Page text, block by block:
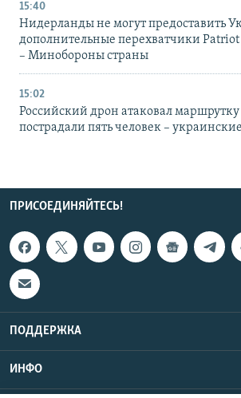
15:40
Нидерланды не могут предоставить
дополнительные перехватчики Patriot
– Минобороны страны
15:02
Российский дрон атаковал маршрутку
пострадали пять человек –
ПРИСОЕДИНЯЙТЕСЬ!
ПОДДЕРЖКА
ИНФО